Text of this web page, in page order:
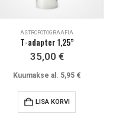
MONTEERINGUD JA LISAD,LISAD
ASTROFOTOGRAAFIA
T-adapter 1,25”
35,00 €
Kuumakse al. 5,95 €
LISA KORVI